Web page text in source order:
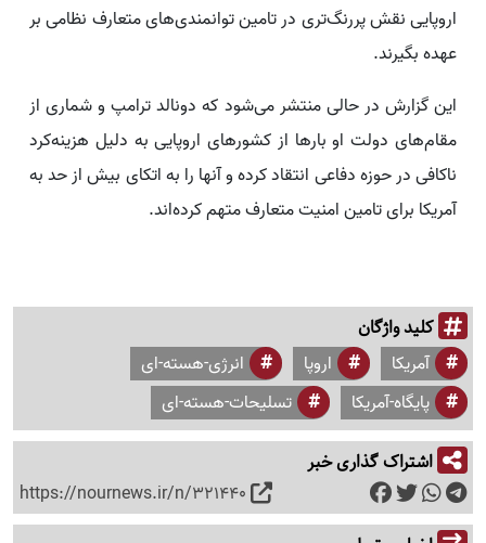
اروپایی نقش پررنگ‌تری در تامین توانمندی‌های متعارف نظامی بر
عهده بگیرند.
این گزارش در حالی منتشر می‌شود که دونالد ترامپ و شماری از
مقام‌های دولت او بارها از کشورهای اروپایی به دلیل هزینه‌کرد
ناکافی در حوزه دفاعی انتقاد کرده و آنها را به اتکای بیش از حد به
آمریکا برای تامین امنیت متعارف متهم کرده‌اند.
کلید واژگان
آمریکا اروپا
انرژی-هسته-ای
پایگاه-آمریکا
تسلیحات-هسته-ای
اشتراک گذاری خبر
https://nournews.ir/n/321440